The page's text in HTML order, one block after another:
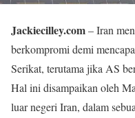
Jackiecilley.com– Iran
berkompromi demi
Serikat, terutama jika AS
Hal ini disampaikan oleh
luar negeri Iran, dalam